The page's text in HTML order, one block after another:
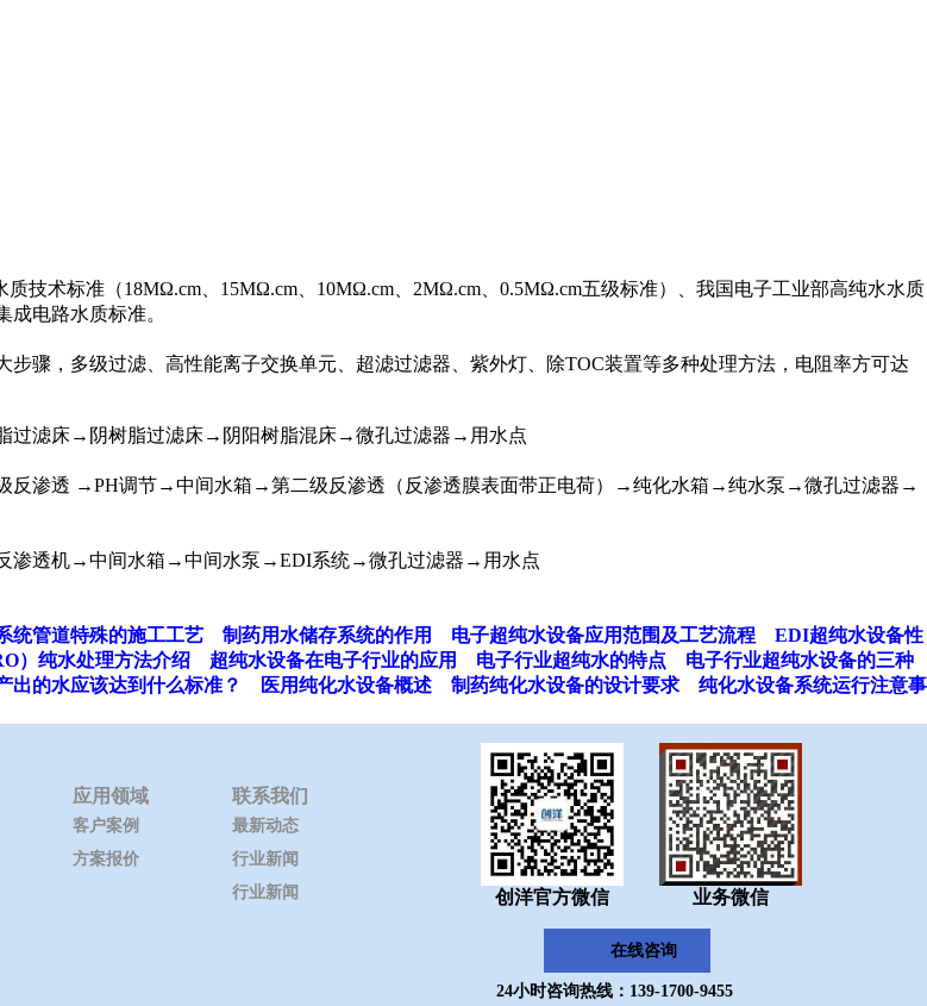
技术标准（18MΩ.cm、15MΩ.cm、10MΩ.cm、2MΩ.cm、0.5MΩ.cm五级标准）、我国电子工业部高纯水水质
电路水质标准。
骤，多级过滤、高性能离子交换单元、超滤过滤器、紫外灯、除TOC装置等多种处理方法，电阻率方可达
滤床→阴树脂过滤床→阴阳树脂混床→微孔过滤器→用水点
渗透 →PH调节→中间水箱→第二级反渗透（反渗透膜表面带正电荷）→纯化水箱→纯水泵→微孔过滤器→
透机→中间水箱→中间水泵→EDI系统→微孔过滤器→用水点
统管道特殊的施工工艺 制药用水储存系统的作用 电子超纯水设备应用范围及工艺流程
EDI超纯水设备性
）纯水处理方法介绍 超纯水设备在电子行业的应用 电子行业超纯水的特点
电子行业超纯水设备的三种
出的水应该达到什么标准？ 医用纯化水设备概述 制药纯化水设备的设计要求
纯化水设备系统运行注意事
应用领域
客户案例
方案报价
联系我们
最新动态
行业新闻
行业新闻
创洋官方微信 业务微信
在线咨询
24小时咨询热线：139-1700-9455